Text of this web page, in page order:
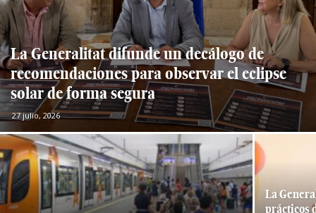
La Generalitat difunde un decálogo de
recomendaciones para observar el eclipse
solar de forma segura
27 julio, 2026
La
prácticos